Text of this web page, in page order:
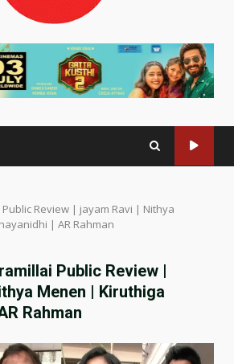
Review | jayam Ravi | Nithya
| AR Rahman
Public Review |
Menen | Kiruthiga
Rahman